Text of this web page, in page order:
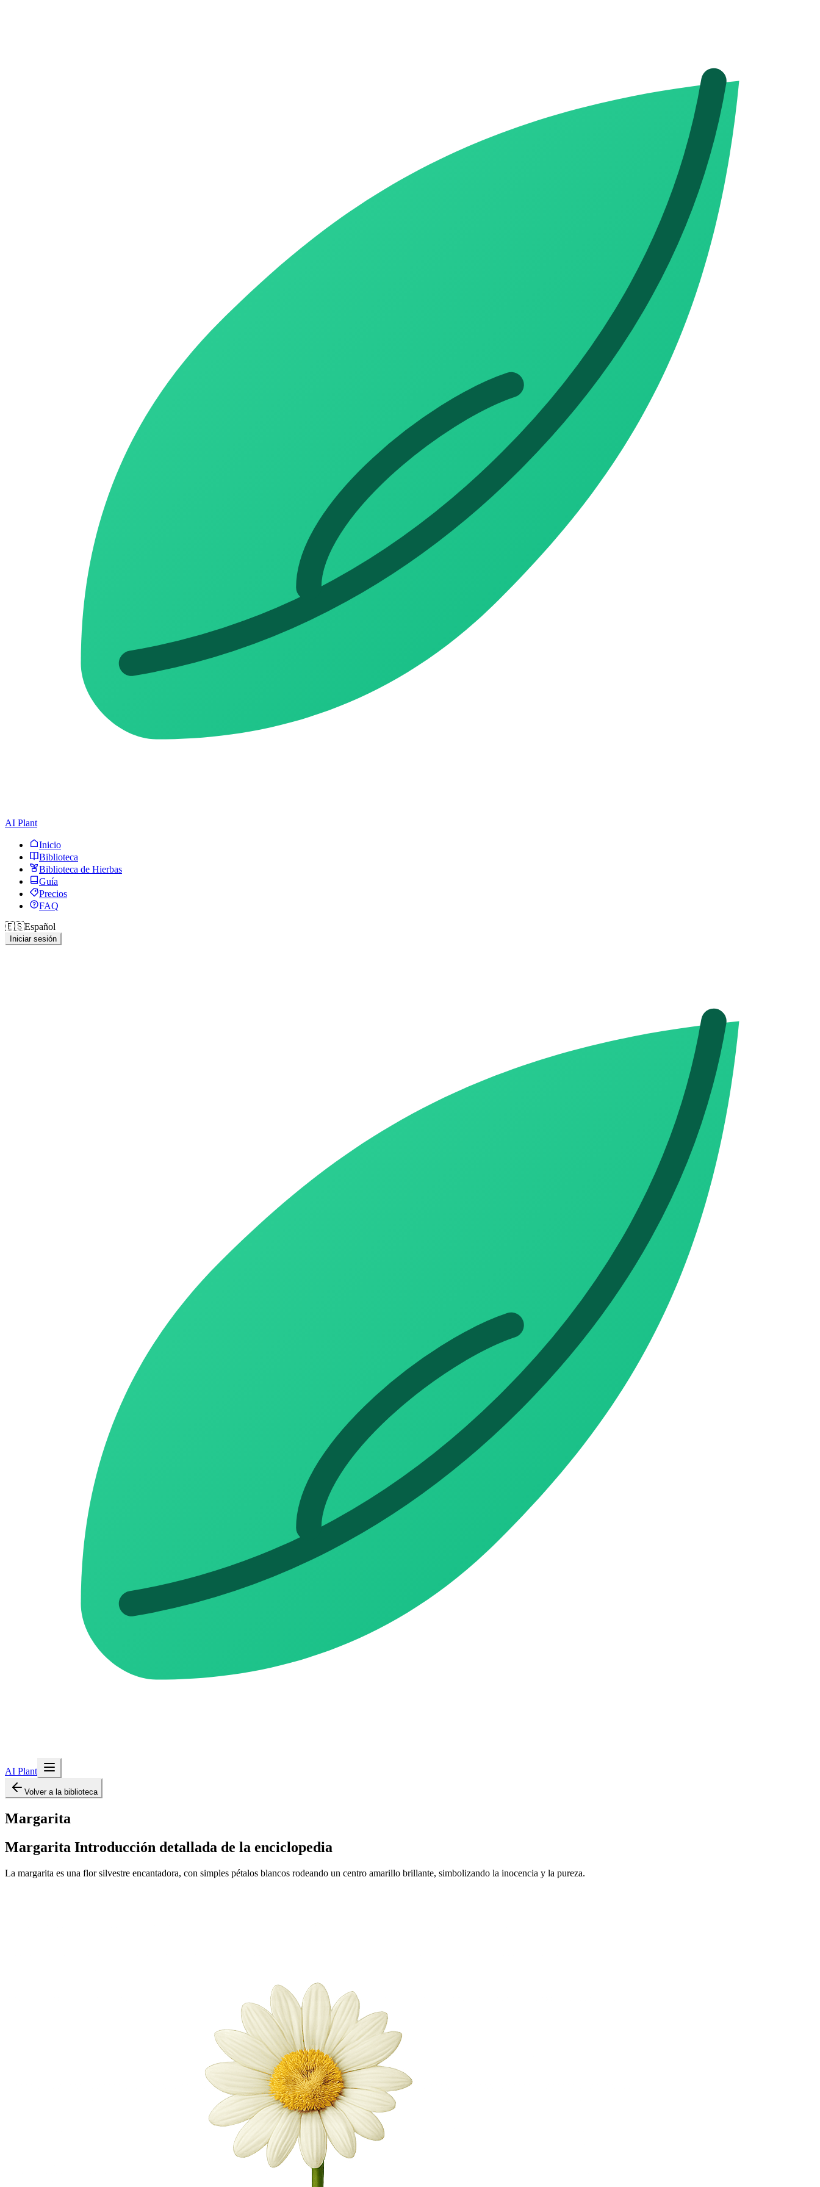
AI Plant
Inicio
Biblioteca
Biblioteca de Hierbas
Guía
Precios
FAQ
🇪🇸Español
Iniciar sesión
AI Plant
Volver a la biblioteca
Margarita
Margarita Introducción detallada de la enciclopedia
La margarita es una flor silvestre encantadora, con simples pétalos blancos rodeando un centro amarillo brillante, simbolizando la inocencia y la pureza.